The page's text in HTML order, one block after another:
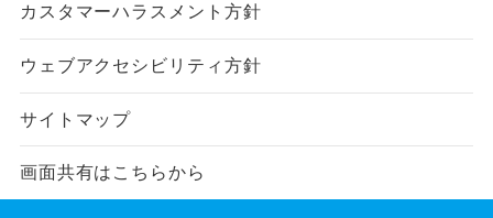
カスタマーハラスメント方針
ウェブアクセシビリティ方針
サイトマップ
画面共有はこちらから